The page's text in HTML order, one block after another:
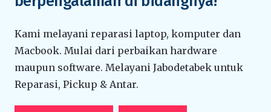
Kami melayani reparasi laptop, komputer dan
Macbook. Mulai dari perbaikan hardware
maupun software. Melayani Jabodetabek untuk
Reparasi, Pickup & Antar.